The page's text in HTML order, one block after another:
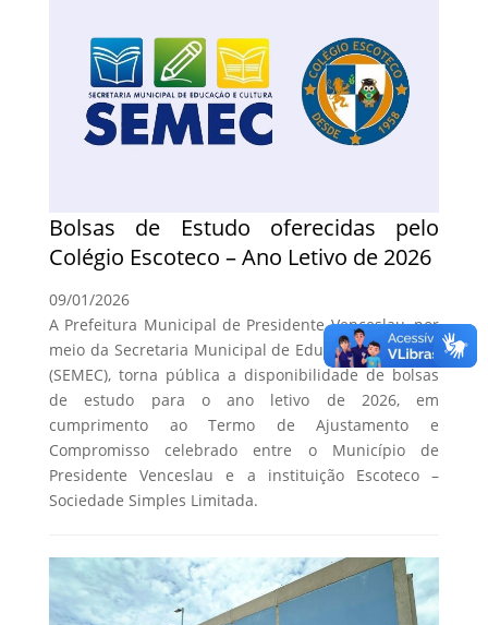
Bolsas de Estudo oferecidas pelo
Colégio Escoteco – Ano Letivo de 2026
09/01/2026
A Prefeitura Municipal de Presidente Venceslau, por
meio da Secretaria Municipal de Educação e Cultura
(SEMEC), torna pública a disponibilidade de bolsas
de estudo para o ano letivo de 2026, em
cumprimento ao Termo de Ajustamento e
Compromisso celebrado entre o Município de
Presidente Venceslau e a instituição Escoteco –
Sociedade Simples Limitada.